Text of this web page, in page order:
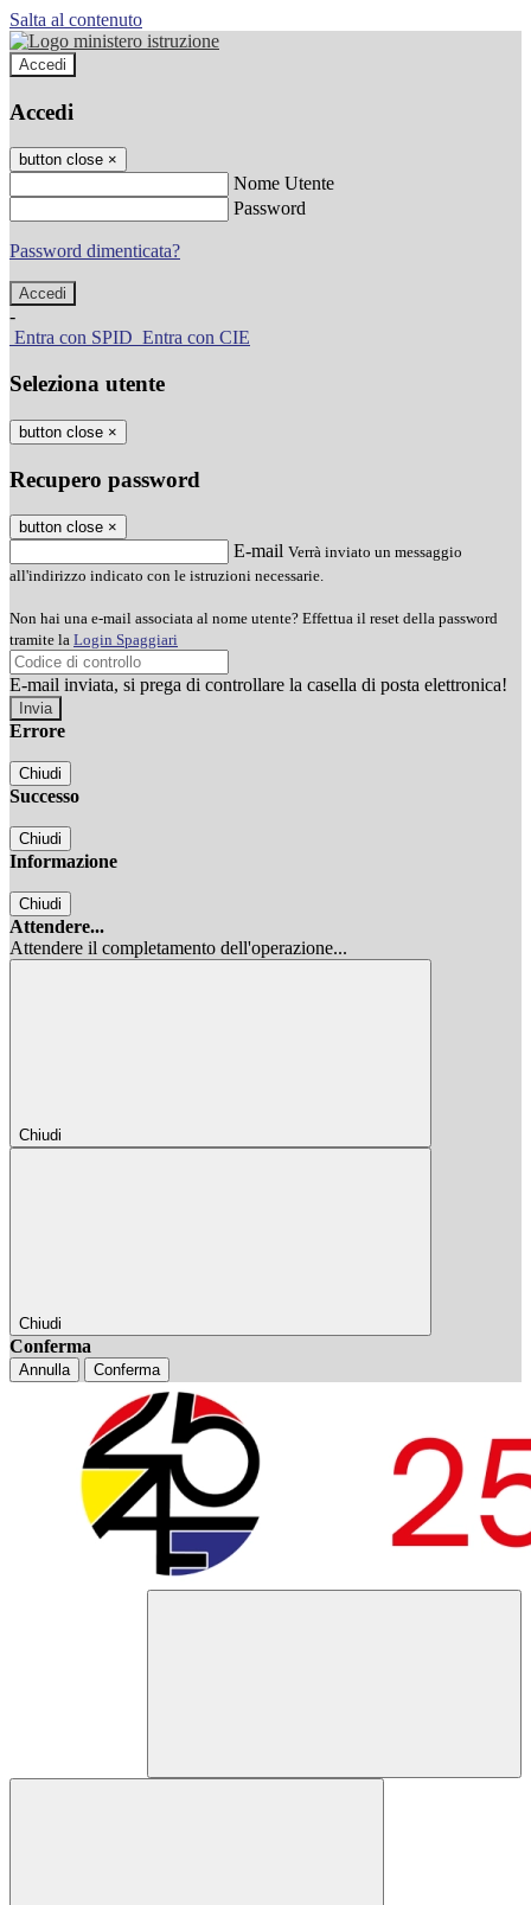
Salta al contenuto
Accedi
Accedi
button close ×
Nome Utente
Password
Password dimenticata?
-
Entra con SPID Entra con CIE
Seleziona utente
button close ×
Recupero password
button close ×
E-mail Verrà inviato un messaggio
all'indirizzo indicato con le istruzioni necessarie.
Non hai una e-mail associata al nome utente? Effettua il reset della password
tramite la Login Spaggiari
E-mail inviata, si prega di controllare la casella di posta elettronica!
Errore
Chiudi
Successo
Chiudi
Informazione
Chiudi
Attendere...
Attendere il completamento dell'operazione...
Chiudi
Chiudi
Conferma
Annulla Conferma